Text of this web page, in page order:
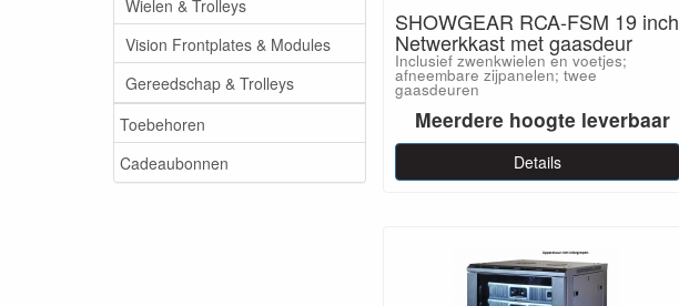
Wielen & Trolleys
Vision Frontplates & Modules
Gereedschap & Trolleys
Toebehoren
Cadeaubonnen
SHOWGEAR RCA-FSM 19 inch
Netwerkkast met gaasdeur
Inclusief zwenkwielen en voetjes;
afneembare zijpanelen; twee
gaasdeuren
Meerdere hoogte leverbaar
Details